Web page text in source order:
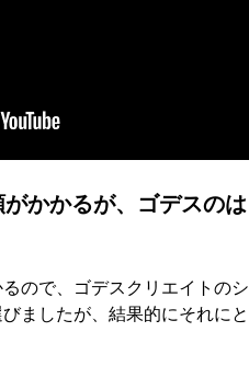
かかるが、ゴデスのは
ので、ゴデスクリエイトのシ
ましたが、結果的にそれにと